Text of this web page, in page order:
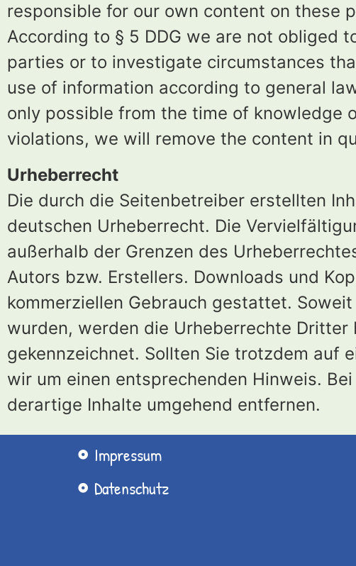
responsible for our own content on these
According to § 5 DDG we are not obliged
parties or to investigate circumstances
use of information according to general
only possible from the time of knowledge
violations, we will remove the content in
Urheberrecht
Die durch die Seitenbetreiber erstellten
deutschen Urheberrecht. Die
außerhalb der Grenzen des
Autors bzw. Erstellers. Downloads und
kommerziellen Gebrauch gestattet.
wurden, werden die Urheberrechte
gekennzeichnet. Sollten Sie trotzdem auf
wir um einen entsprechenden Hinweis.
derartige Inhalte umgehend entfernen.
Impressum
Datenschutz